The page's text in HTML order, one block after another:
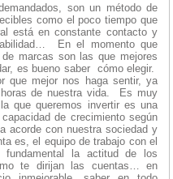
son un método de
como el poco tiempo que
está en constante contacto y
En el momento que
marcas son las que mejores
es bueno saber cómo elegir.
que mejor nos haga sentir, ya
de nuestra vida. Es muy
que queremos invertir es una
de crecimiento según
acorde con nuestra sociedad y
es, el equipo de trabajo con el
la actitud de los
te dirijan las cuentas… en